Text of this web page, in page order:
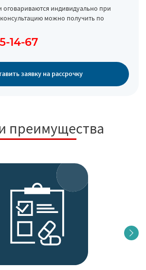
оговариваются индивидуально при
можно получить по
14-67
заявку на рассрочку
преимущества